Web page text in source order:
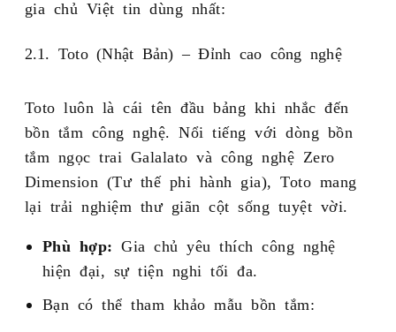
gia chủ Việt tin dùng nhất:
2.1. Toto (Nhật Bản) – Đỉnh cao công nghệ
Toto luôn là cái tên đầu bảng khi nhắc đến
bồn tắm công nghệ. Nổi tiếng với dòng bồn
tắm ngọc trai Galalato và công nghệ Zero
Dimension (Tư thế phi hành gia), Toto mang
lại trải nghiệm thư giãn cột sống tuyệt vời.
Phù hợp: Gia chủ yêu thích công nghệ
hiện đại, sự tiện nghi tối đa.
Bạn có thể tham khảo mẫu bồn tắm: